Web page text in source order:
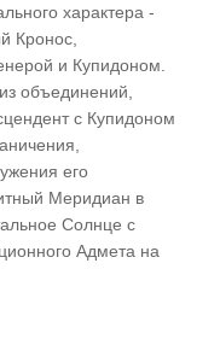
характера -
Кронос,
и Купидоном.
объединений,
с Купидоном
его
Меридиан в
Солнце с
Адмета на